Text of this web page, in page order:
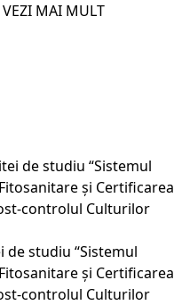
VEZI MAI MULT
de studiu “Sistemul
și Certificarea
controlul Culturilor